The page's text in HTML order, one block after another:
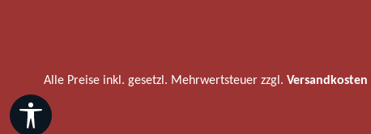
Alle Preise inkl. gesetzl. Mehrwertsteuer zzgl. Versandkosten
Werkzeugleiste anzeigen